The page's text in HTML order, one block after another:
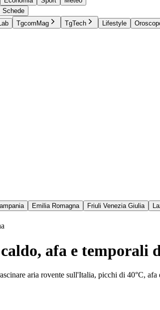
Schede
TgcomMag TgTech Lifestyle
Emilia Romagna Friuli Venezia Giulia
afa e temporali
aria rovente sull'Italia, picchi di 40°C,